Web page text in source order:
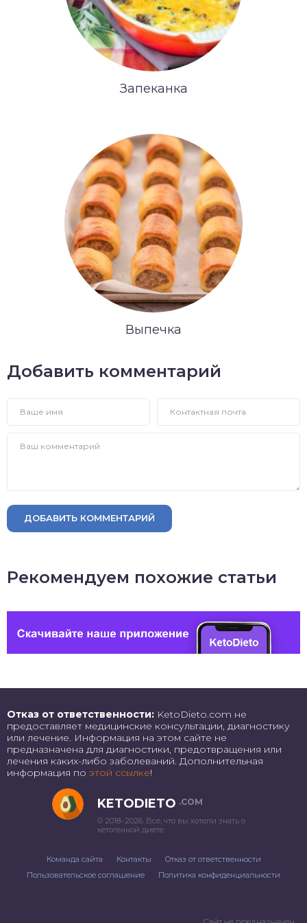
Запеканка
Выпечка
Добавить комментарий
ДОБАВИТЬ КОММЕНТАРИЙ
Рекомендуем похожие статьи
Отказ от ответственности: KetoDieto.com не
предоставляет медицинские консультации, диагностику
или лечение. Информация на этом сайте не
предназначена для диагностики, предотвращения или
лечения каких-либо заболеваний. Дополнительная
информация по этой ссылке!
KETODIETO .COM
© 2018–2026. Все, что вы хотели знать о
кетогенной диете
Команда сайта Контакты
Отказ от ответственности
Пользовательское соглашение
Политика конфиденциальности